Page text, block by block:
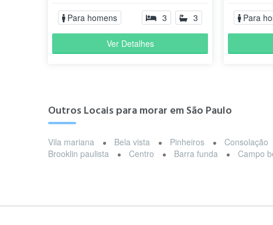
MASCULINO ATÉ 33 ANOS - ENTENDA
EU ANUNCIANT...
Para homens 3 3
Ver Detalhes
Temos
Para
Outros Locais para morar em São Paulo
Vila mariana Bela vista Pinheiros Consolação
Brooklin paulista
Centro Barra funda Campo